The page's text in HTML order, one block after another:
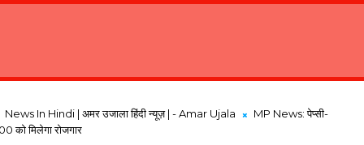
News In Hindi | अमर उजाला हिंदी न्यूज़ | - Amar Ujala
MP News: पेप्सी-
को मिलेगा रोजगार